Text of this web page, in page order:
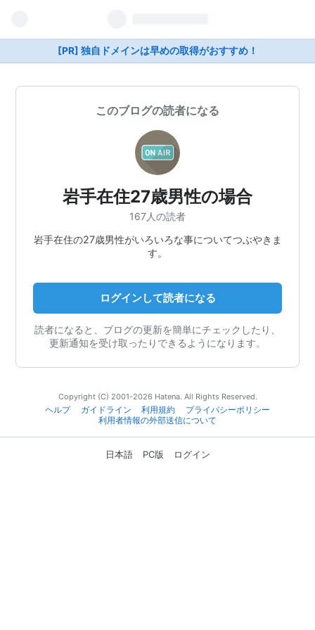
[PR] 独自ドメインは早めの取得がおすすめ！
このブログの読者になる
岩手在住27歳男性の場合
167人の読者
岩手在住の27歳男性がいろいろな事についてつぶやきま
す。
ログインして読者になる
読者になると、ブログの更新を簡単にチェックしたり、
更新通知を受け取ったりできるようになります。
Copyright (C) 2001-2026 Hatena. All Rights Reserved.
ヘルプ
ガイドライン 利用規約
プライバシーポリシー
利用者情報の外部送信について
日本語 PC版 ログイン